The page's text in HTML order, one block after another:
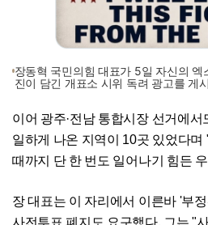
장동혁 국민의힘 대표가 5일 자신의 엑
진이 담긴 개표소 시위 독려 광고를 게
이어 광주·전남 통합시장 선거에
일하게 나온 지역이 10곳 있었다
때까지 단 한 번도 일어나기 힘든
장 대표는 이 자리에서 이른바 '부
사전투표 폐지도 요구했다. 그는 "